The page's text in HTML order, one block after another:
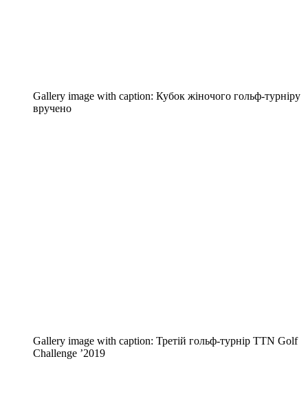
Gallery image with caption: Кубок жіночого гольф-турніру
вручено
Gallery image with caption: Третій гольф-турнір TTN Golf
Challenge ’2019